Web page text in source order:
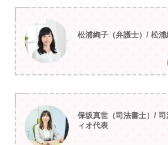
松浦絢子（弁護士）/ 松
保坂真世（司法書士）/
ィオ代表